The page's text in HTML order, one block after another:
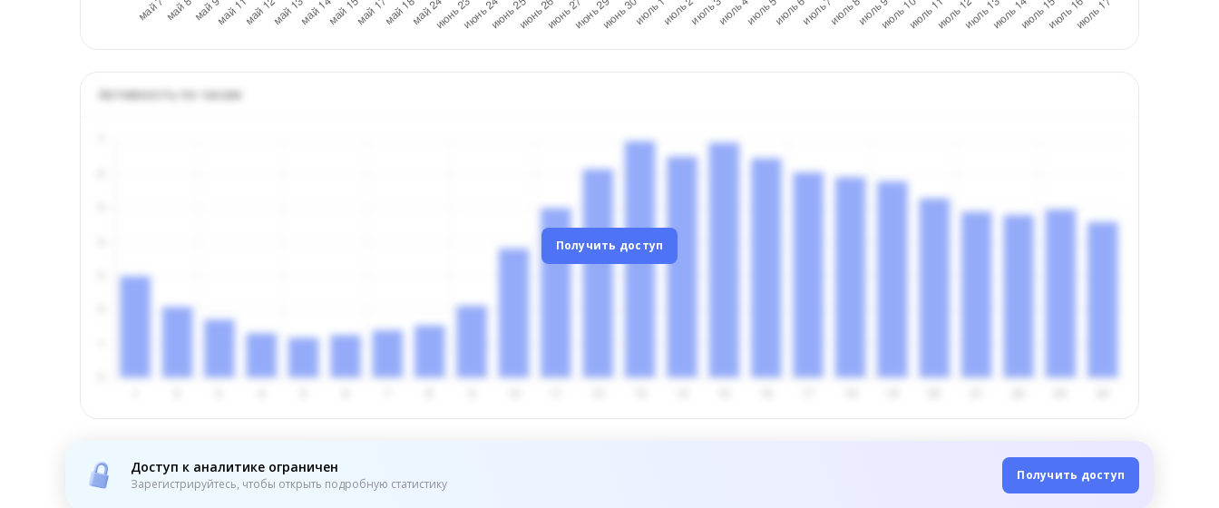
Активность по часам
Получить доступ
Доступ к аналитике ограничен
Зарегистрируйтесь, чтобы открыть подробную статистику
Получить доступ